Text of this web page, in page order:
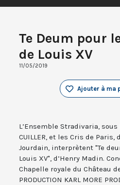
Te Deum pour
de Louis XV
11/05/2019
Ajouter à ma
L’Ensemble Stradivaria,
CUILLER, et les Cris de
Jourdain, interprètent "Te
Louis XV", d’Henry Madin.
Chapelle royale du Château
PRODUCTION KARL MORE